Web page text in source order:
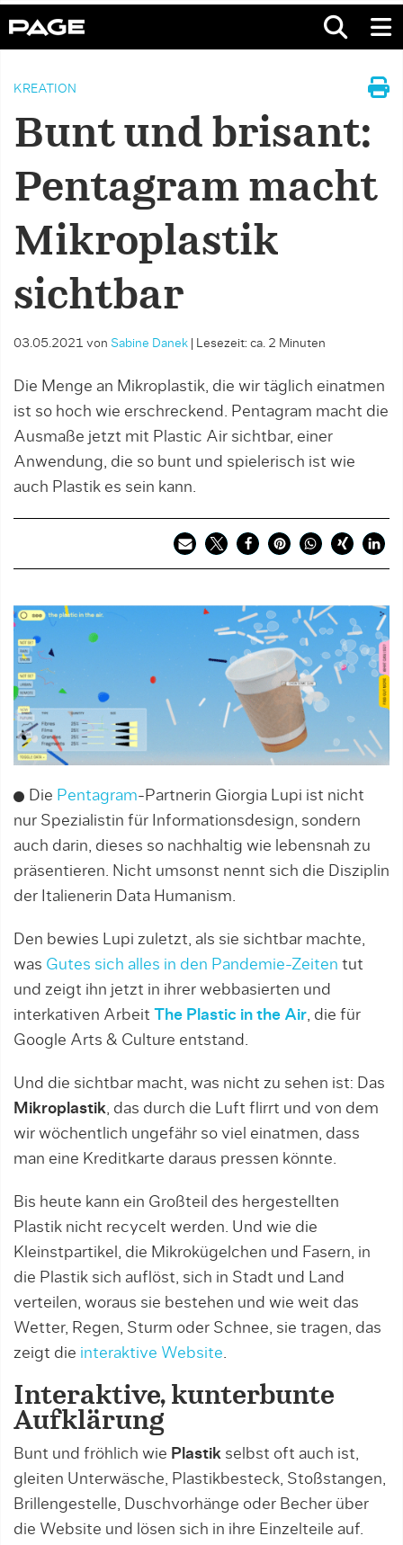
KREATION
Bunt und brisant:
Pentagram macht
Mikroplastik
sichtbar
03.05.2021 von Sabine Danek Lesezeit: ca. 2 Minuten
Die Menge an Mikroplastik, die wir täglich einatmen
ist so hoch wie erschreckend. Pentagram macht die
Ausmaße jetzt mit Plastic Air sichtbar, einer
Anwendung, die so bunt und spielerisch ist wie
auch Plastik es sein kann.
Die Pentagram-Partnerin Giorgia Lupi ist nicht
nur Spezialistin für Informationsdesign, sondern
auch darin, dieses so nachhaltig wie lebensnah zu
präsentieren. Nicht umsonst nennt sich die Disziplin
der Italienerin Data Humanism.
Den bewies Lupi zuletzt, als sie sichtbar machte,
was Gutes sich alles in den Pandemie-Zeiten tut
und zeigt ihn jetzt in ihrer webbasierten und
interkativen Arbeit The Plastic in the Air, die für
Google Arts & Culture entstand.
Und die sichtbar macht, was nicht zu sehen ist: Das
Mikroplastik, das durch die Luft flirrt und von dem
wir wöchentlich ungefähr so viel einatmen, dass
man eine Kreditkarte daraus pressen könnte.
Bis heute kann ein Großteil des hergestellten
Plastik nicht recycelt werden. Und wie die
Kleinstpartikel, die Mikrokügelchen und Fasern, in
die Plastik sich auflöst, sich in Stadt und Land
verteilen, woraus sie bestehen und wie weit das
Wetter, Regen, Sturm oder Schnee, sie tragen, das
zeigt die interaktive Website.
Interaktive, kunterbunte
Aufklärung
Bunt und fröhlich wie Plastik selbst oft auch ist,
gleiten Unterwäsche, Plastikbesteck, Stoßstangen,
Brillengestelle, Duschvorhänge oder Becher über
die Website und lösen sich in ihre Einzelteile auf.